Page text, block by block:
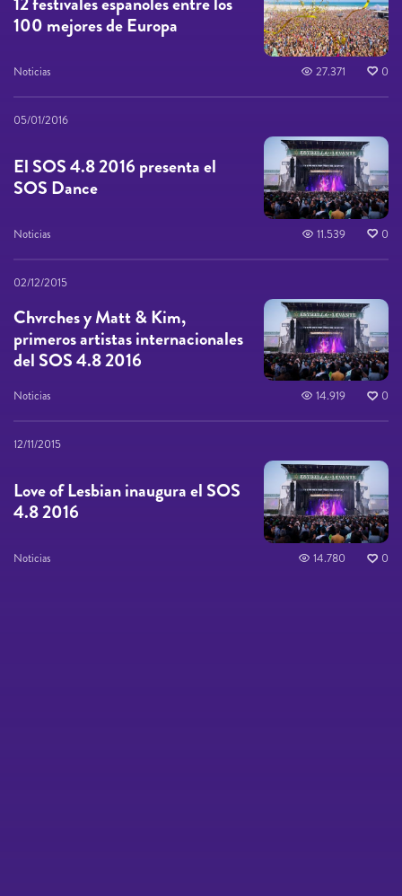
100 mejores de Europa
Noticias 27.371 0
05/01/2016
El SOS 4.8 2016 presenta el
SOS Dance
Noticias 11.539 0
02/12/2015
Chvrches y Matt & Kim,
primeros artistas internacionales
del SOS 4.8 2016
Noticias 14.919 0
12/11/2015
Love of Lesbian inaugura el SOS
4.8 2016
Noticias 14.780 0